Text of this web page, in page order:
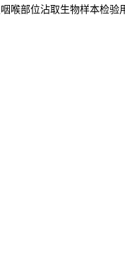
喉部位沾取生物样本检验